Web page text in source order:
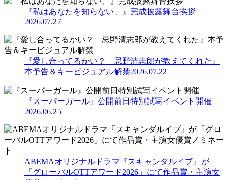
『私はあなたを知らない、』完成披露舞台挨拶
2026.07.27
『愛し合ってるかい？ 忌野清志郎が教えてくれた』
本予告＆キービジュアル解禁2026.07.22
『スーパーガール』公開前日特別試写イベント開催
2026.06.25
ABEMAオリジナルドラマ『スキャンダルイブ』が
「グローバルOTTアワード2026」にて作品賞・主演女